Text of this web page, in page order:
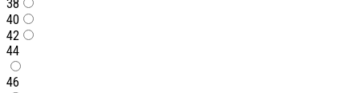
38
40
42
44
46